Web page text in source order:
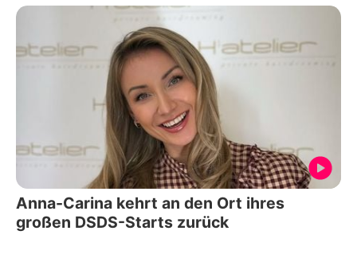
Anna-Carina kehrt an den Ort ihres
großen DSDS-Starts zurück